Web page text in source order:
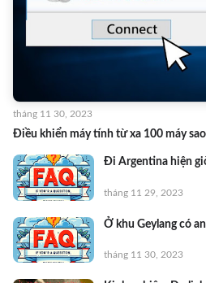
Điều khiển máy tính từ xa 100 máy
tháng 11 30, 2023
Đi Argentina hiện
tháng 11 29, 2023
Ở khu Geylang có
tháng 11 30, 2023